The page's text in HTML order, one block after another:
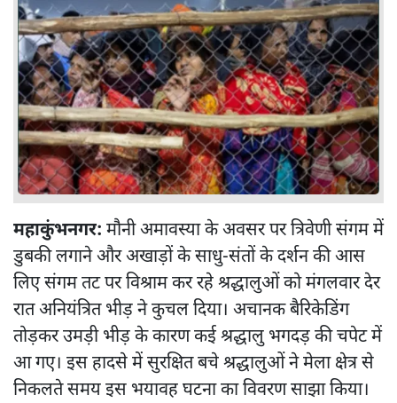
महाकुंभनगर: मौनी अमावस्या के अवसर पर त्रिवेणी संगम में
डुबकी लगाने और अखाड़ों के साधु-संतों के दर्शन की आस
लिए संगम तट पर विश्राम कर रहे श्रद्धालुओं को मंगलवार देर
रात अनियंत्रित भीड़ ने कुचल दिया। अचानक बैरिकेडिंग
तोड़कर उमड़ी भीड़ के कारण कई श्रद्धालु भगदड़ की चपेट में
आ गए। इस हादसे में सुरक्षित बचे श्रद्धालुओं ने मेला क्षेत्र से
निकलते समय इस भयावह घटना का विवरण साझा किया।